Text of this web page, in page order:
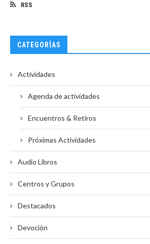
RSS
CATEGORÍAS
Actividades
Agenda de actividades
Encuentros & Retiros
Próximas Actividades
Audio Libros
Centros y Grupos
Destacados
Devoción